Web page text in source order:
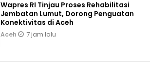
Wapres RI Tinjau Proses Rehabilitasi
Jembatan Lumut, Dorong Penguatan
Konektivitas di Aceh
Aceh 7 jam lalu